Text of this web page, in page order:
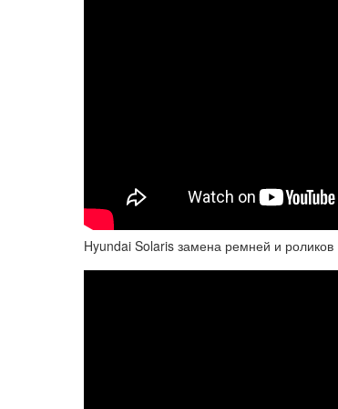
Hyundai Solaris замена ремней и роликов